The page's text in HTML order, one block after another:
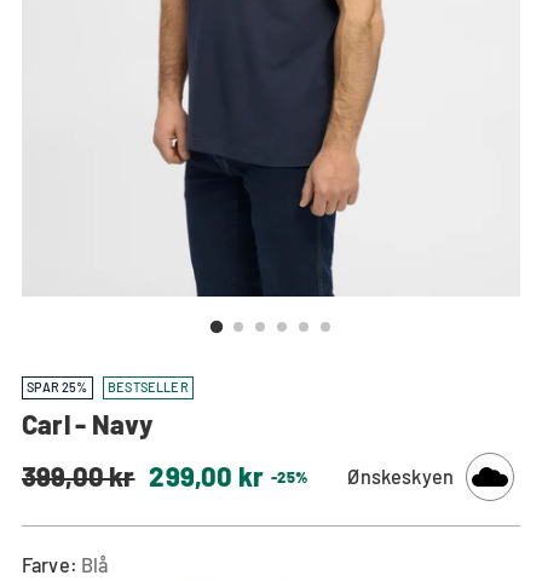
SPAR 25% BESTSELLER
Carl - Navy
Normal
399,00 kr 299,00 kr -25% Ønskeskyen
Farve: Blå